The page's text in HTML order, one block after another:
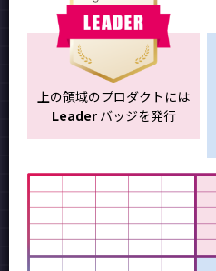
上の領域のプロダクトには
Leaderバッジを発行